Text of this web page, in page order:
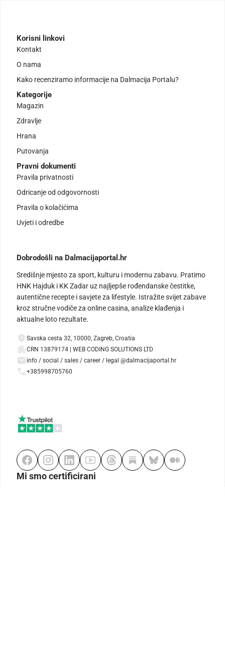
Korisni linkovi
Kontakt
O nama
Kako recenziramo informacije na Dalmacija Portalu?
Kategorije
Magazin
Zdravlje
Hrana
Putovanja
Pravni dokumenti
Pravila privatnosti
Odricanje od odgovornosti
Pravila o kolačićima
Uvjeti i odredbe
Dobrodošli na Dalmacijaportal.hr
Središnje mjesto za sport, kulturu i modernu zabavu. Pratimo
HNK Hajduk i KK Zadar uz najljepše rođendanske čestitke,
autentične recepte i savjete za lifestyle. Istražite svijet zabave
kroz stručne vodiče za online casina, analize klađenja i
aktualne loto rezultate.
Savska cesta 32, 10000, Zagreb, Croatia
CRN 13879174 | WEB CODING SOLUTIONS LTD
info / social / sales / career / legal @dalmacijaportal.hr
+385998705760
Mi smo certificirani